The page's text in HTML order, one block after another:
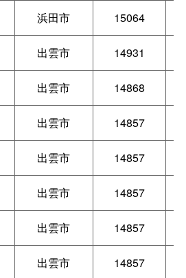
浜田市 15064
出雲市 14931
出雲市 14868
出雲市 14857
出雲市 14857
出雲市 14857
出雲市 14857
出雲市 14857